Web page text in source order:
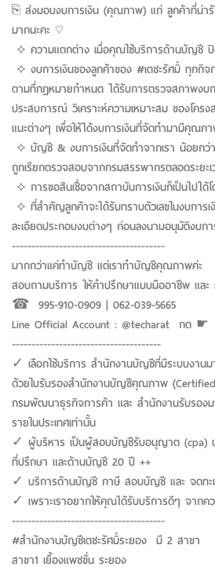
⎘ ส่งมอบงบการเงิน (คุณภาพ) แก่ ลูกค้าที่น่า
มากนะคะ ♡
⟡ ความแตกต่าง เมื่อคุณใช้บริการด้านบัญชี ปิ
⟡ งบการเงินของลูกค้าของ #เตชะรัศมิ์ ทุกกิ
ตามที่กฎหมายกำหนด ได้รับการตรวจสภาพง
ประสบการณ์ วิเคราะห์ความเหมาะสม ของโคร
แนะต่างๆ เพื่อให้ได้งบการเงินที่จัดทำมามีคุณภ
⟡ บัญชี & งบการเงินที่จัดทำจากเรา น้อยก
ถูกเรียกตรวจสอบจากกรมสรรพากรตลอดระย
⟡ การขอสินเชื่อจากสถาบันการเงินก็เป็นไปได้
⟡ ที่สำคัญลูกค้าจะได้รับทราบตัวเลขในงบการเ
ละเอียดประกอบงบต่างๆ ก่อนลงนามอนุมัติงบก
---------------------------------------
มากกว่าแค่ทำบัญชี แต่เราทำบัญชีคุณภาพค่ะ
สอบถามบริการ ให้คำปรึกษาแบบมืออาชีพ แล
☎︎ 995-910-0909 | 062-039-5665
Line Official Account : @techarat กด ☛
--------------------------------------
✓ เลือกใช้บริการ สำนักงานบัญชีที่มีระบบงาน
ด้วยใบรับรองสำนักงานบัญชีคุณภาพ
กรมพัฒนาธุรกิจการค้า และ สำนักงานรับรอง
รายในประเทศเท่านั้น
✓ ผู้บริหาร เป็นผู้สอบบัญชีรับอนุญาต (cpa)
ที่ปรึกษา และด้านบัญชี 20 ปี ++
✓ บริการด้านบัญชี ภาษี สอบบัญชี และ จดทะ
✓ เพราะเราอยากให้คุณได้รับบริการดีๆ จากค
---------------------------------------
#สำนักงานบัญชีเตชะรัศมิ์ระยอง มี 2 สาขา
สาขา1 เยื้องแพชขั่น ระยอง